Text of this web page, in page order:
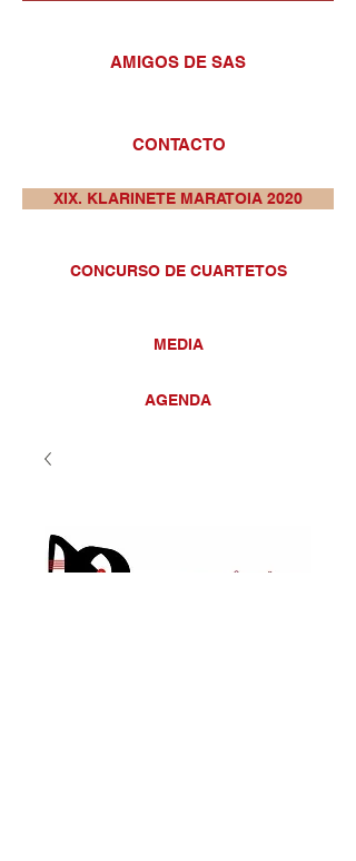
AMIGOS DE SAS
CONTACTO
XIX. KLARINETE MARATOIA 2020
CONCURSO DE CUARTETOS
MEDIA
AGENDA